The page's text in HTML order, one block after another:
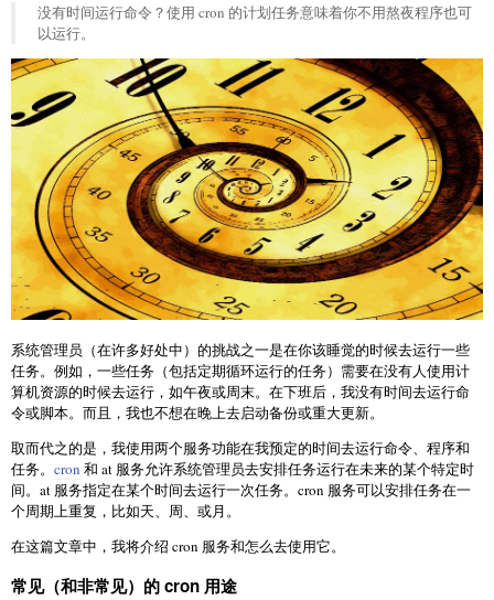
没有时间运行命令？使用 cron 的计划任务意味着你不用熬夜程序也可
以运行。
系统管理员（在许多好处中）的挑战之一是在你该睡觉的时候去运行一些
任务。例如，一些任务（包括定期循环运行的任务）需要在没有人使用计
算机资源的时候去运行，如午夜或周末。在下班后，我没有时间去运行命
令或脚本。而且，我也不想在晚上去启动备份或重大更新。
取而代之的是，我使用两个服务功能在我预定的时间去运行命令、程序和
任务。 cron 和 at 服务允许系统管理员去安排任务运行在未来的某个特定时
间。at 服务指定在某个时间去运行一次任务。cron 服务可以安排任务在一
个周期上重复，比如天、周、或月。
在这篇文章中，我将介绍 cron 服务和怎么去使用它。
常见（和非常见）的 cron 用途